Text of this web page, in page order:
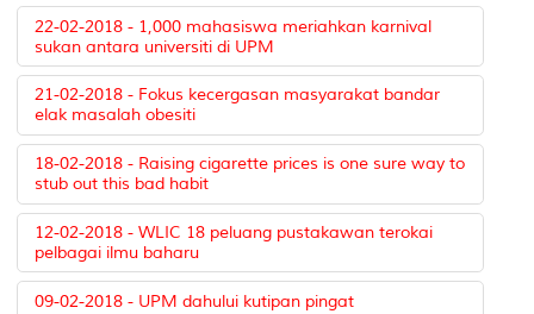
22-02-2018 - 1,000 mahasiswa meriahkan karnival
sukan antara universiti di UPM
21-02-2018 - Fokus kecergasan masyarakat bandar
elak masalah obesiti
18-02-2018 - Raising cigarette prices is one sure way to
stub out this bad habit
12-02-2018 - WLIC 18 peluang pustakawan terokai
pelbagai ilmu baharu
09-02-2018 - UPM dahului kutipan pingat